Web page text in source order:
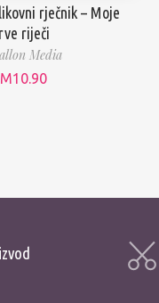
rječnik – Moje
riječi
Media
10.90